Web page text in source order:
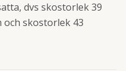
dvs skostorlek 39
och skostorlek 43